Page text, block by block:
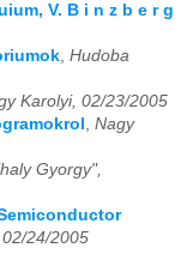
11 12
11 12
11 12
V. B i n z b e r g
, Hudoba
Karolyi, 02/23/2005
, Nagy
Gyorgy",
24/2005